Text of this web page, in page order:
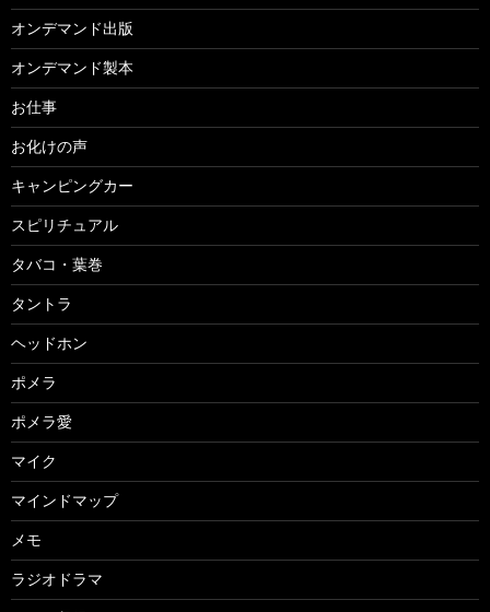
オンデマンド出版
オンデマンド製本
お仕事
お化けの声
キャンピングカー
スピリチュアル
タバコ・葉巻
タントラ
ヘッドホン
ポメラ
ポメラ愛
マイク
マインドマップ
メモ
ラジオドラマ